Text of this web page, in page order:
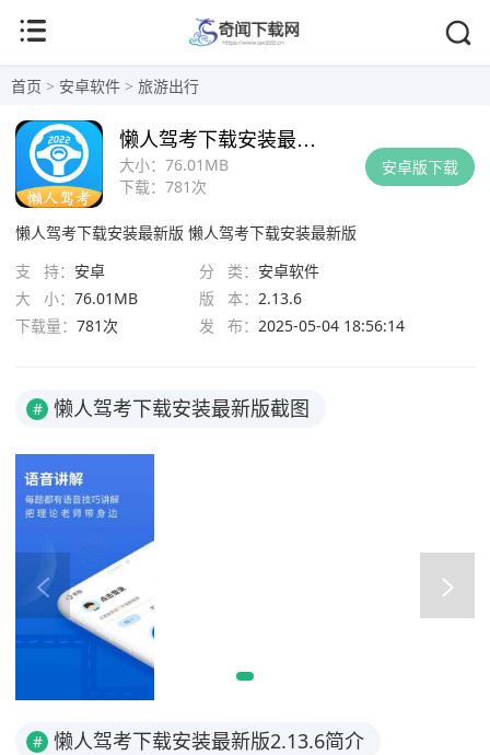
首页 > 安卓软件 > 旅游出行
安卓版下载
大小： 76.01MB
下载： 781次
懒人驾考下载安装最新版
懒人驾考下载安装最新版 懒人驾考下载安装最新版
支 持： 安卓 分 类： 安卓软件
大 小： 76.01MB 版 本： 2.13.6
下载量： 781次 发 布： 2025-05-04 18:56:14
# 懒人驾考下载安装最新版截图
# 懒人驾考下载安装最新版2.13.6简介